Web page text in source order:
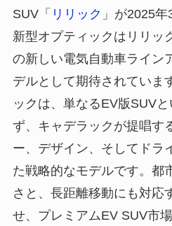
SUV「 リリック 」が2025年
新型オプティックはリリッ
の新しい電気自動車ライン
デルとして期待されていま
ックは、単なるEV版SUV
ず、キャデラックが提唱す
ー、デザイン、そしてドラ
た戦略的なモデルです。都
さと、長距離移動にも対応
せ、プレミアムEV SUV市